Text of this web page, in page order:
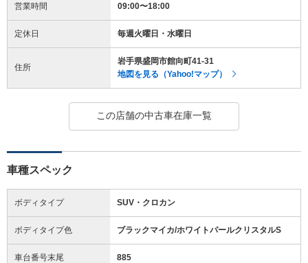
営業時間 09:00〜18:00
定休日 毎週火曜日・水曜日
住所
岩手県盛岡市館向町41-31
地図を見る（Yahoo!マップ）
この店舗の中古車在庫一覧
車種スペック
ボディタイプ SUV・クロカン
ボディタイプ色 ブラックマイカ/ホワイトパールクリスタルS
車台番号末尾 885